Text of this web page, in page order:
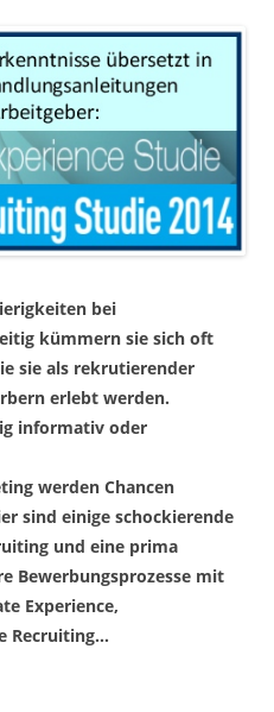
bei
kümmern sie sich oft
sie als rekrutierender
erlebt werden.
informativ oder
werden Chancen
sind einige schockierende
und eine prima
Bewerbungsprozesse mit
Experience,
Recruiting…